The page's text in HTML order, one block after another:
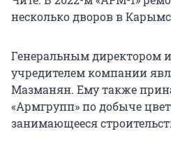
несколько дворов в
Генеральным директором
учредителем компании
Мазманян. Ему также
«Армгрупп» по добыче
занимающееся